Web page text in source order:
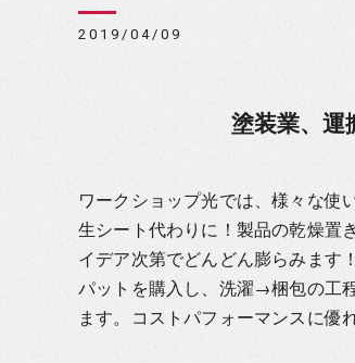
2019/04/09
塗装業、運
ワークショップ光では、様々な使
生シート代わりに！製品の乾燥置
イデア次第でどんどん膨らみます
パットを購入し、洗濯→梱包の工
ます。コストパフォーマンスに優